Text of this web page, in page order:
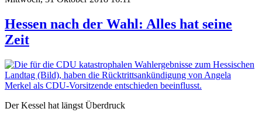
Hessen nach der Wahl: Alles hat seine
Zeit
Der Kessel hat längst Überdruck